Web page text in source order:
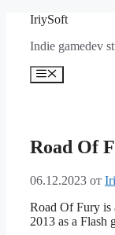
Перейти
содержимому
IriySoft
Indie gamedev
Меню
Road Of
06.12.2023 от
Road Of Fury is
2013 as a Flash